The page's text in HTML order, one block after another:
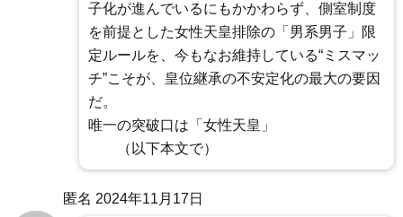
子化が進んでいるにもかかわらず、側室制度
を前提とした女性天皇排除の「男系男子」限
定ルールを、今もなお維持している“ミスマッ
チ”こそが、皇位継承の不安定化の最大の要因
だ。
唯一の突破口は「女性天皇」
（以下本文で）
匿名 2024年11月17日